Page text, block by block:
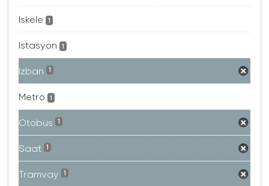
Iskele 1
Istasyon 1
Izban 1
Metro 1
Otobüs 1
Saat 1
Tramvay 1